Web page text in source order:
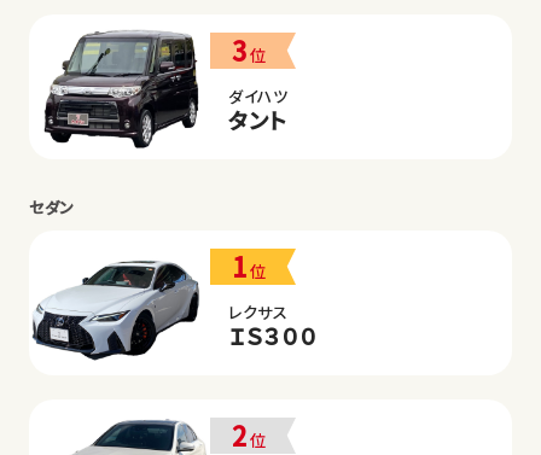
3位
ダイハツ
タント
セダン
1位
レクサス
ＩＳ３００
2位